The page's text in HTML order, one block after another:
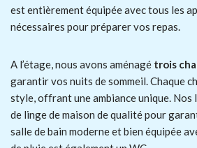
est entièrement équipée avec tous les
nécessaires pour préparer vos repas.
A l’étage, nous avons aménagé trois
garantir vos nuits de sommeil. Chaque
style, offrant une ambiance unique.
de linge de maison de qualité pour
salle de bain moderne et bien équipée